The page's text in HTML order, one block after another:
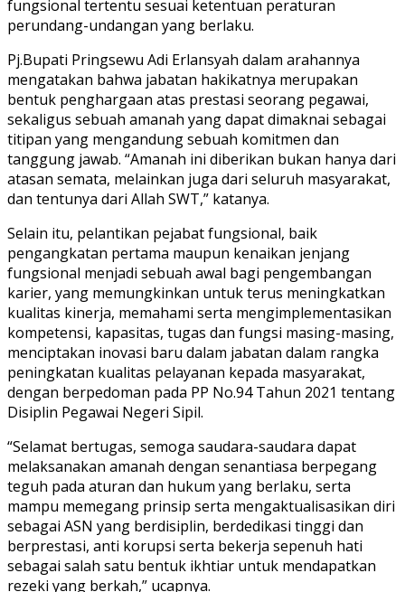
fungsional tertentu sesuai ketentuan peraturan
perundang-undangan yang berlaku.
Pj.Bupati Pringsewu Adi Erlansyah dalam arahannya
mengatakan bahwa jabatan hakikatnya merupakan
bentuk penghargaan atas prestasi seorang pegawai,
sekaligus sebuah amanah yang dapat dimaknai sebagai
titipan yang mengandung sebuah komitmen dan
tanggung jawab. “Amanah ini diberikan bukan hanya dari
atasan semata, melainkan juga dari seluruh masyarakat,
dan tentunya dari Allah SWT,” katanya.
Selain itu, pelantikan pejabat fungsional, baik
pengangkatan pertama maupun kenaikan jenjang
fungsional menjadi sebuah awal bagi pengembangan
karier, yang memungkinkan untuk terus meningkatkan
kualitas kinerja, memahami serta mengimplementasikan
kompetensi, kapasitas, tugas dan fungsi masing-masing,
menciptakan inovasi baru dalam jabatan dalam rangka
peningkatan kualitas pelayanan kepada masyarakat,
dengan berpedoman pada PP No.94 Tahun 2021 tentang
Disiplin Pegawai Negeri Sipil.
“Selamat bertugas, semoga saudara-saudara dapat
melaksanakan amanah dengan senantiasa berpegang
teguh pada aturan dan hukum yang berlaku, serta
mampu memegang prinsip serta mengaktualisasikan diri
sebagai ASN yang berdisiplin, berdedikasi tinggi dan
berprestasi, anti korupsi serta bekerja sepenuh hati
sebagai salah satu bentuk ikhtiar untuk mendapatkan
rezeki yang berkah,” ucapnya.